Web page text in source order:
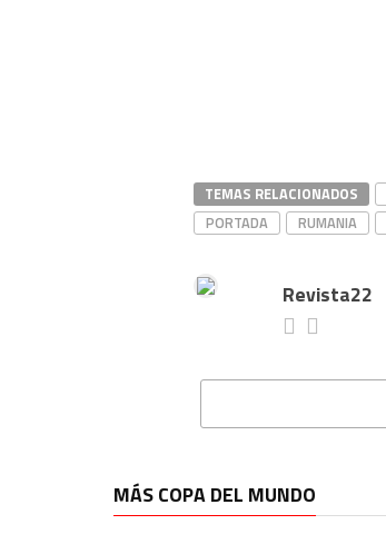
TEMAS RELACIONADOS
PORTADA
RUMANIA
Revista22
MÁS COPA DEL MUNDO